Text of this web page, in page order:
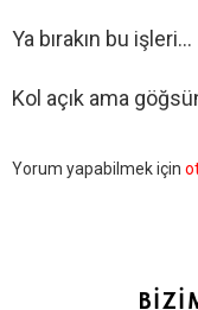
Ya bırakın bu işleri…
Kol açık ama
Bir
Yorum yapabilmek için